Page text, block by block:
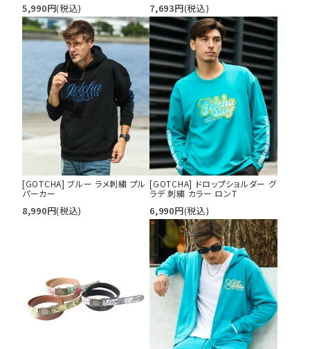
5,990円(税込) 7,693円(税込)
[GOTCHA] ブルー ラメ刺繍 プル
パーカー
8,990円(税込)
[GOTCHA] ドロップショルダー グ
ラデ 刺繍 カラー ロンT
6,990円(税込)